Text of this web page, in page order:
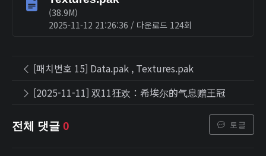
(38.9M)
2025-11-12 21:26:36 / 다운로드 124회
[패치번호 15] Data.pak , Textures.pak
[2025-11-11] 双11狂欢：希埃尔的气息赠王冠
전체 댓글 0 토글